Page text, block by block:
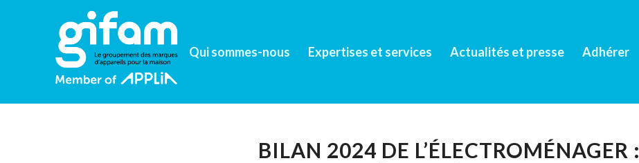
Qui sommes-nous Expertises et services Actualités et presse Adhérer
BILAN 2024 DE L’ÉLECTROMÉNAGER :